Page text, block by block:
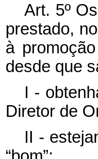
Art. 5º
prestado,
à
desde que
I -
Diretor de
II -